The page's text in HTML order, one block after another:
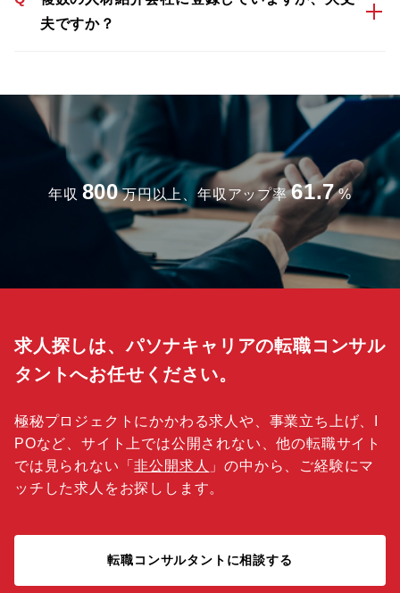
夫ですか？
年収 800 万円以上、年収アップ率 61.7 %
求人探しは、パソナキャリアの転職コンサル
タントへお任せください。
極秘プロジェクトにかかわる求人や、事業立ち上げ、I
POなど、サイト上では公開されない、他の転職サイト
では見られない「非公開求人 」の中から、ご経験にマ
ッチした求人をお探しします。
転職コンサルタントに相談する